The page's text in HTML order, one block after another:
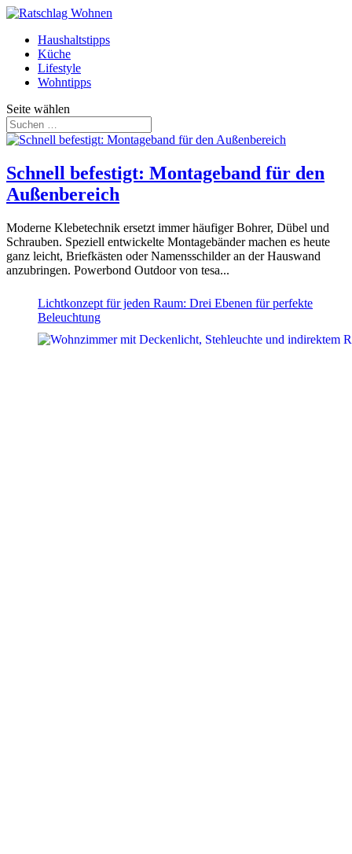
Haushaltstipps
Küche
Lifestyle
Wohntipps
Seite wählen
Schnell befestigt: Montageband für den
Außenbereich
Moderne Klebetechnik ersetzt immer häufiger Bohrer, Dübel und
Schrauben. Speziell entwickelte Montagebänder machen es heute
ganz leicht, Briefkästen oder Namensschilder an der Hauswand
anzubringen. Powerbond Outdoor von tesa...
Lichtkonzept für jeden Raum: Drei Ebenen für perfekte
Beleuchtung